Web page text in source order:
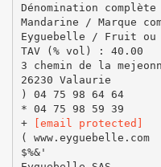
Dénomination
Mandarine / Marque
Eyguebelle / Fruit
TAV (% vol) : 40.00
3 chemin de la
26230 Valaurie
) 04 75 98 64 64
* 04 75 98 59 39
+
[email protected]
( www.eyguebelle.com
$%&'